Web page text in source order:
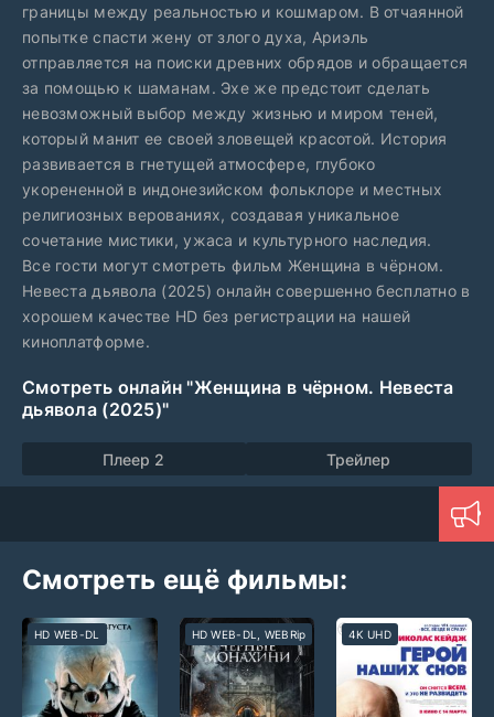
границы между реальностью и кошмаром. В отчаянной
попытке спасти жену от злого духа, Ариэль
отправляется на поиски древних обрядов и обращается
за помощью к шаманам. Эхе же предстоит сделать
невозможный выбор между жизнью и миром теней,
который манит ее своей зловещей красотой. История
развивается в гнетущей атмосфере, глубоко
укорененной в индонезийском фольклоре и местных
религиозных верованиях, создавая уникальное
сочетание мистики, ужаса и культурного наследия.
Все гости могут смотреть фильм Женщина в чёрном.
Невеста дьявола (2025) онлайн совершенно бесплатно в
хорошем качестве HD без регистрации на нашей
киноплатформе.
Смотреть онлайн "Женщина в чёрном. Невеста
дьявола (2025)"
Плеер 2 Трейлер
Смотреть ещё фильмы:
HD WEB-DL HD WEB-DL, WEBRip 4K UHD